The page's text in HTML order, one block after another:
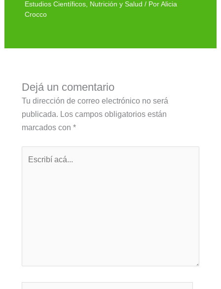
Estudios Científicos, Nutrición y Salud / Por Alicia
Crocco
Dejá un comentario
Tu dirección de correo electrónico no será
publicada. Los campos obligatorios están
marcados con *